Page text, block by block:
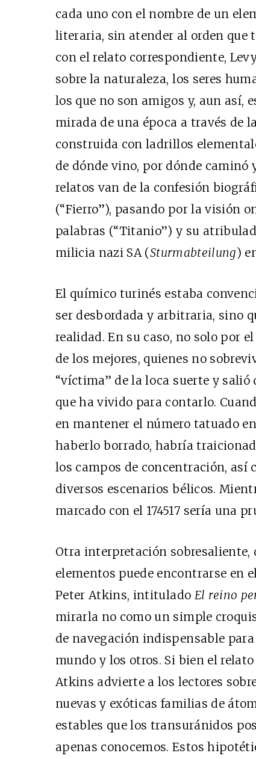
cada uno con el nombre de un
literaria, sin atender al orden que
con el relato correspondiente,
sobre la naturaleza, los seres
los que no son amigos y, aun así,
mirada de una época a través de
construida con ladrillos
de dónde vino, por dónde caminó
relatos van de la confesión
(“Fierro”), pasando por la visión
palabras (“Titanio”) y su
milicia nazi SA (Sturmabteilung)
El químico turinés estaba
ser desbordada y arbitraria, sino
realidad. En su caso, no solo por
de los mejores, quienes no
“víctima” de la loca suerte y
que ha vivido para contarlo.
en mantener el número tatuado
haberlo borrado, habría
los campos de concentración, así
diversos escenarios bélicos.
marcado con el 174517 sería una
Otra interpretación sobresaliente,
elementos puede encontrarse en
Peter Atkins, intitulado El reino
mirarla no como un simple
de navegación indispensable
mundo y los otros. Si bien el
Atkins advierte a los lectores
nuevas y exóticas familias de
estables que los transuránidos
apenas conocemos. Estos